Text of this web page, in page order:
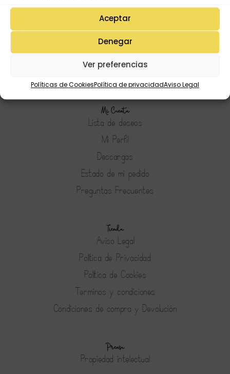
Aceptar
Denegar
Ver preferencias
Políticas de CookiesPolítica de privacidadAviso Legal
Mi Cuenta
Lista de deseos
Mi Perfil
Descargas
Estado de mi pedido
Preguntas Frecuentes
Tienda
Aviso Legal
Política de Privacidad
Política de Cookies
Terminos y condiciones
Condiciones de compra y Devolución
Prensa
Propiedad intelectual